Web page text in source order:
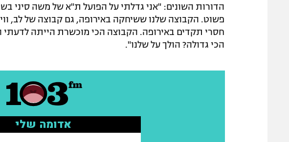
הדורות השונים: "אני גדלתי על הפועל ת"א של משה סיני
פשוט. הקבוצה שלנו ששיחקה באירופה, גם קבוצה של לב,
חסרי תקדים באירופה. הקבוצה הכי מוכשרת הייתה לדעתי
הכי גדולה? הולך על שלנו".